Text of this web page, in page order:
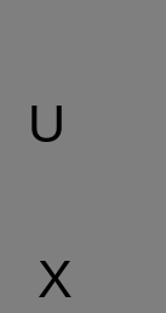
U
X